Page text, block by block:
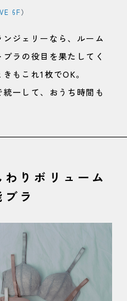
6F）
ジェリーなら、ルーム
ラの役目を果たしてく
もこれ1枚でOK。
一して、おうち時間も
りボリューム
ラ